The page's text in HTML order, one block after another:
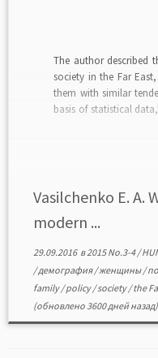
The author described
society in the Far
them with similar
basis of statistical
Vasilchenko E. A.
modern ...
29.09.2016в2015 No.3-4/
/демография/женщины/
family/policy/society/the
(обновлено 3600 дней назад)